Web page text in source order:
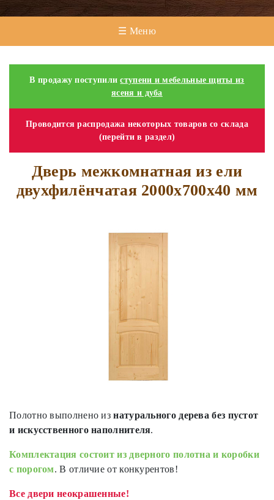
☰ Меню
В продажу поступилиступени и мебельные щиты из
ясеня и дуба
Проводится распродажа некоторых товаров со склада
(перейти в раздел)
Дверь межкомнатная из ели
двухфилёнчатая 2000х700х40 мм
Полотно выполнено изнатурального дерева без пустот
и искусственного наполнителя.
Комплектация состоит из дверного полотна и коробки
с порогом. В отличие от конкурентов!
Все двери неокрашенные!